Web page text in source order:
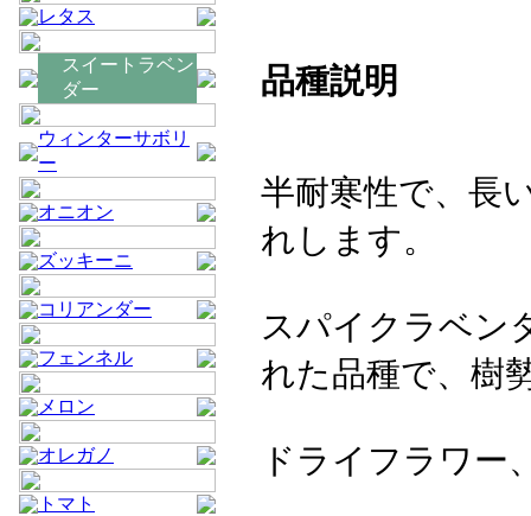
レタス
スイートラベン
ダー
ウィンターサボリ
ー
オニオン
ズッキーニ
コリアンダー
フェンネル
メロン
オレガノ
トマト
品種説明
半耐寒性で、長
れします。
スパイクラベン
れた品種で、樹
ドライフラワー